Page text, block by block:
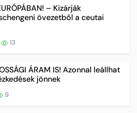
– Kizárják
övezetből a ceutai
13
ÁRAM IS! Azonnal leállhat
jönnek
9